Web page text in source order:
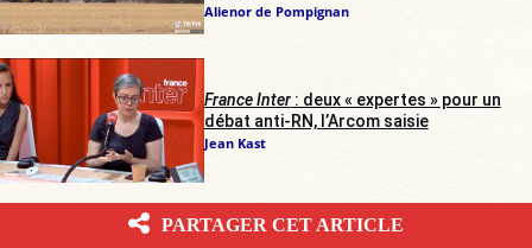
Alienor de Pompignan
France Inter: deux « expertes » pour un
débat anti-RN, l’Arcom saisie
Jean Kast
PARTAGER CET ARTICLE